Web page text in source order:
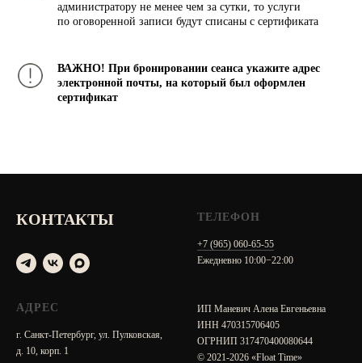
администратору не менее чем за сутки, то услуги
по оговоренной записи будут списаны с сертификата
ВАЖНО! При бронировании сеанса укажите адрес
электронной почты, на который был оформлен
сертификат
КОНТАКТЫ ТЕЛЕФОН
+7 (965) 060-65-55
Ежедневно 10:00−22:00
АДРЕС
г. Санкт-Петербург, ул. Пулковская,
д. 10, корп. 1
ИП Маневич Алена Евгеньевна
ИНН 470315706405
ОГРНИП 317470400080644
© 2021-2026 «Float Time»